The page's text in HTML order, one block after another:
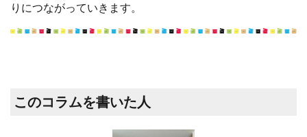
りにつながっていきます。
このコラムを書いた人